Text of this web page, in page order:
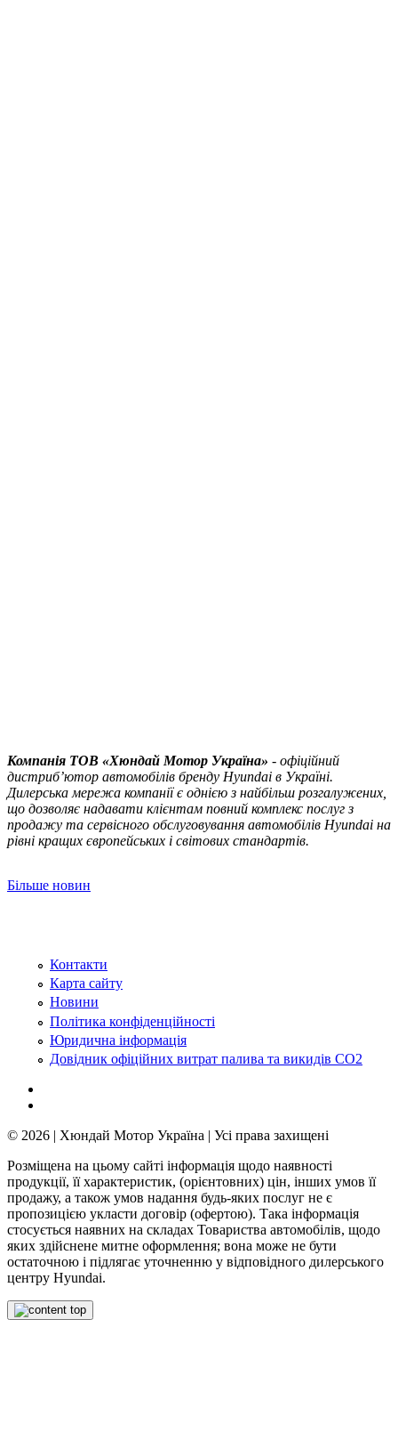
Компанія ТOВ «Хюндай Мотор Україна» - офіційний
дистриб’ютор автомобілів бренду Hyundai в Україні.
Дилерська мережа компанії є однією з найбільш розгалужених,
що дозволяє надавати клієнтам повний комплекс послуг з
продажу та сервісного обслуговування автомобілів Hyundai на
рівні кращих європейських і світових стандартів.
Більше новин
Контакти
Карта сайту
Новини
Політика конфіденційності
Юридична інформація
Довідник офіційних витрат палива та викидів СО2
© 2026 | Хюндай Мотор Україна | Усі права захищені
Розміщена на цьому сайті інформація щодо наявності
продукції, її характеристик, (орієнтовних) цін, інших умов її
продажу, а також умов надання будь-яких послуг не є
пропозицією укласти договір (офертою). Така інформація
стосується наявних на складах Товариства автомобілів, щодо
яких здійснене митне оформлення; вона може не бути
остаточною і підлягає уточненню у відповідного дилерського
центру Hyundai.